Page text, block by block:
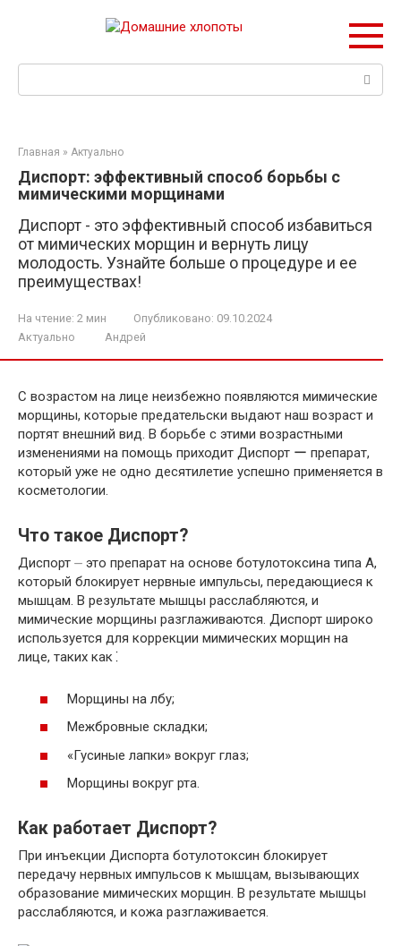
Главная » Актуально
Диспорт: эффективный способ борьбы с
мимическими морщинами
Диспорт - это эффективный способ избавиться
от мимических морщин и вернуть лицу
молодость. Узнайте больше о процедуре и ее
преимуществах!
На чтение: 2 мин Опубликовано: 09.10.2024
Актуально
Андрей
С возрастом на лице неизбежно появляются мимические
морщины, которые предательски выдают наш возраст и
портят внешний вид. В борьбе с этими возрастными
изменениями на помощь приходит Диспорт ー препарат,
который уже не одно десятилетие успешно применяется в
косметологии.
Что такое Диспорт?
Диспорт ⏤ это препарат на основе ботулотоксина типа А,
который блокирует нервные импульсы, передающиеся к
мышцам. В результате мышцы расслабляются, и
мимические морщины разглаживаются. Диспорт широко
используется для коррекции мимических морщин на
лице, таких как⁚
Морщины на лбу;
Межбровные складки;
«Гусиные лапки» вокруг глаз;
Морщины вокруг рта.
Как работает Диспорт?
При инъекции Диспорта ботулотоксин блокирует
передачу нервных импульсов к мышцам, вызывающих
образование мимических морщин. В результате мышцы
расслабляются, и кожа разглаживается.